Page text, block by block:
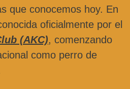
que conocemos hoy. En
oficialmente por el
(AKC), comenzando
como perro de